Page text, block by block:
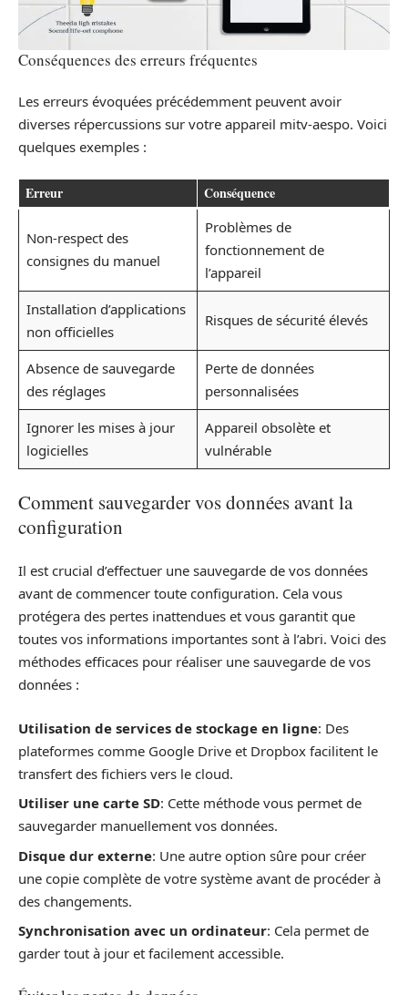
Conséquences des erreurs fréquentes
Les erreurs évoquées précédemment peuvent avoir
diverses répercussions sur votre appareil mitv-aespo. Voici
quelques exemples :
Erreur Conséquence
Non-respect des
consignes du manuel
Problèmes de
fonctionnement de
l’appareil
Installation d’applications
non officielles
Risques de sécurité élevés
Absence de sauvegarde
des réglages
Perte de données
personnalisées
Ignorer les mises à jour
logicielles
Appareil obsolète et
vulnérable
Comment sauvegarder vos données avant la
configuration
Il est crucial d’effectuer une sauvegarde de vos données
avant de commencer toute configuration. Cela vous
protégera des pertes inattendues et vous garantit que
toutes vos informations importantes sont à l’abri. Voici des
méthodes efficaces pour réaliser une sauvegarde de vos
données :
Utilisation de services de stockage en ligne: Des
plateformes comme Google Drive et Dropbox facilitent le
transfert des fichiers vers le cloud.
Utiliser une carte SD: Cette méthode vous permet de
sauvegarder manuellement vos données.
Disque dur externe: Une autre option sûre pour créer
une copie complète de votre système avant de procéder à
des changements.
Synchronisation avec un ordinateur: Cela permet de
garder tout à jour et facilement accessible.